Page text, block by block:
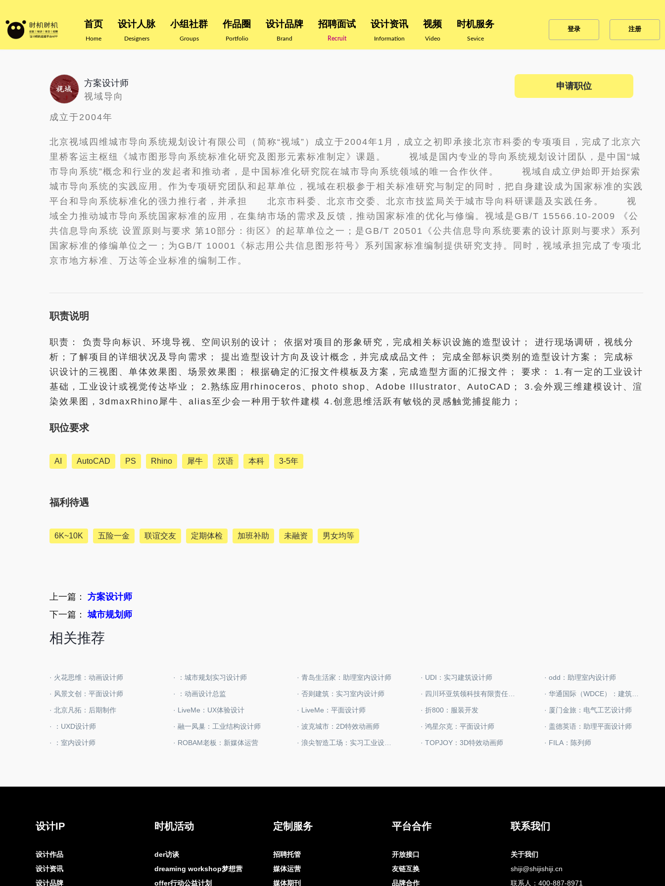
首页
Home
设计人脉
Designers
小组社群
Groups
作品圈
Portfolio
设计品牌
Brand
招聘面试
Recruit
设计资讯
Information
视频
Video
时机服务
Sevice
登录 注册
方案设计师
视域导向
申请职位
成立于2004年
北京视域四维城市导向系统规划设计有限公司（简称“视域”）成立于2004年1月，成立之初即承接北京市科委的专项项目，完成了北京六
里桥客运主枢纽《城市图形导向系统标准化研究及图形元素标准制定》课题。 视域是国内专业的导向系统规划设计团队，是中国“城
市导向系统”概念和行业的发起者和推动者，是中国标准化研究院在城市导向系统领域的唯一合作伙伴。 视域自成立伊始即开始探索
城市导向系统的实践应用。作为专项研究团队和起草单位，视域在积极参于相关标准研究与制定的同时，把自身建设成为国家标准的实践
平台和导向系统标准化的强力推行者，并承担 北京市科委、北京市交委、北京市技监局关于城市导向科研课题及实践任务。 视
域全力推动城市导向系统国家标准的应用，在集纳市场的需求及反馈，推动国家标准的优化与修编。视域是GB/T 15566.10-2009 《公
共信息导向系统 设置原则与要求 第10部分：街区》的起草单位之一；是GB/T 20501《公共信息导向系统要素的设计原则与要求》系列
国家标准的修编单位之一；为GB/T 10001《标志用公共信息图形符号》系列国家标准编制提供研究支持。同时，视域承担完成了专项北
京市地方标准、万达等企业标准的编制工作。
职责说明
职责： 负责导向标识、环境导视、空间识别的设计； 依据对项目的形象研究，完成相关标识设施的造型设计； 进行现场调研，视线分
析；了解项目的详细状况及导向需求； 提出造型设计方向及设计概念，并完成成品文件； 完成全部标识类别的造型设计方案； 完成标
识设计的三视图、单体效果图、场景效果图； 根据确定的汇报文件模板及方案，完成造型方面的汇报文件； 要求： 1.有一定的工业设计
基础，工业设计或视觉传达毕业； 2.熟练应用rhinoceros、photo shop、Adobe Illustrator、AutoCAD； 3.会外观三维建模设计、渲
染效果图，3dmaxRhino犀牛、alias至少会一种用于软件建模 4.创意思维活跃有敏锐的灵感触觉捕捉能力；
职位要求
AI AutoCAD PS Rhino 犀牛 汉语 本科 3-5年
福利待遇
6K~10K 五险一金 联谊交友 定期体检 加班补助 未融资 男女均等
上一篇： 方案设计师
下一篇：城市规划师
相关推荐
· 火花思维：动画设计师 · ：城市规划实习设计师 · 青岛生活家：助理室内设计师 · UDI：实习建筑设计师 · odd：助理室内设计师
· 风景文创：平面设计师 · ：动画设计总监 · 否则建筑：实习室内设计师
· 北京凡拓：后期制作 · LiveMe：UX体验设计 · LiveMe：平面设计师 · 折800：服装开发 · 厦门金旅：电气工艺设计师
· ：UXD设计师 · 融一凤巢：工业结构设计师 · 波克城市：2D特效动画师 · 鸿星尔克：平面设计师 · 盖德英语：助理平面设计师
· ：室内设计师 · ROBAM老板：新媒体运营 · TOPJOY：3D特效动画师 · FILA：陈列师
设计IP
设计作品
设计资讯
设计品牌
时机活动
der访谈
dreaming workshop梦想营
offer行动公益计划
定制服务
招聘托管
媒体运营
媒体期刊
平台合作
开放接口
友链互换
品牌合作
联系我们
关于我们
shiji@shijishiji.cn
联系人：400-887-8971